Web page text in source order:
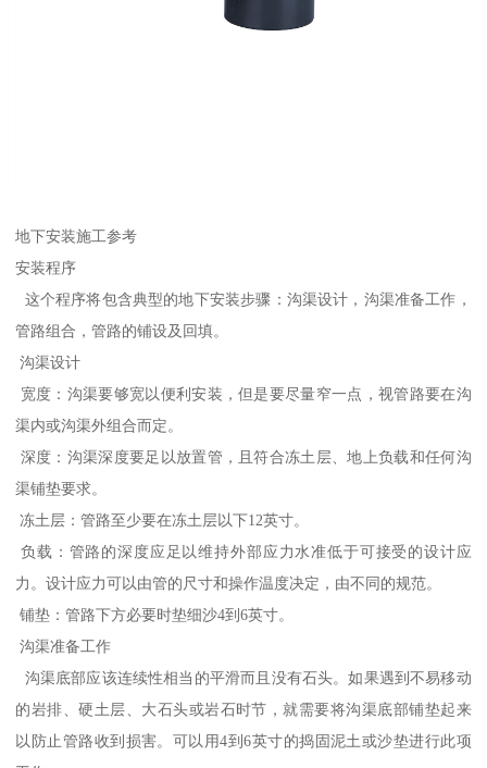
地下安装施工参考
安装程序
这个程序将包含典型的地下安装步骤：沟渠设计，沟渠准备工作，
管路组合，管路的铺设及回填。
沟渠设计
宽度：沟渠要够宽以便利安装，但是要尽量窄一点，视管路要在沟
渠内或沟渠外组合而定。
深度：沟渠深度要足以放置管，且符合冻土层、地上负载和任何沟
渠铺垫要求。
冻土层：管路至少要在冻土层以下12英寸。
负载：管路的深度应足以维持外部应力水准低于可接受的设计应
力。设计应力可以由管的尺寸和操作温度决定，由不同的规范。
铺垫：管路下方必要时垫细沙4到6英寸。
沟渠准备工作
沟渠底部应该连续性相当的平滑而且没有石头。如果遇到不易移动
的岩排、硬土层、大石头或岩石时节，就需要将沟渠底部铺垫起来
以防止管路收到损害。可以用4到6英寸的捣固泥土或沙垫进行此项